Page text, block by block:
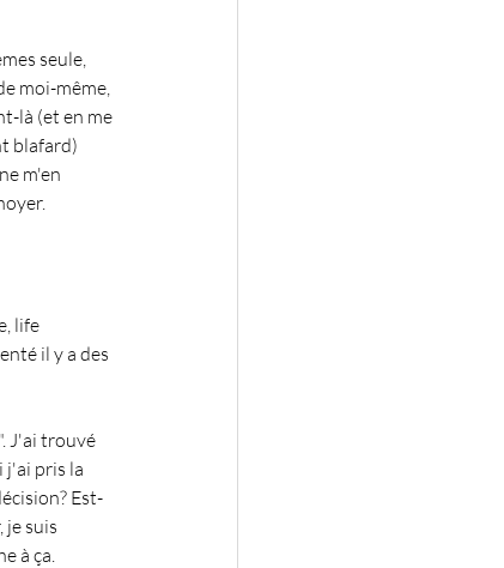
seule,
moi-même,
là (et en me
blafard)
m'en
life
il y a des
J'ai trouvé
j'ai pris la
Est-
je suis
à ça.